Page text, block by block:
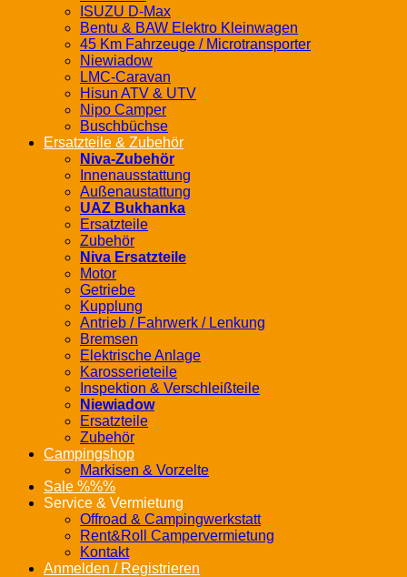
ISUZU D-Max
Bentu & BAW Elektro Kleinwagen
45 Km Fahrzeuge / Microtransporter
Niewiadow
LMC-Caravan
Hisun ATV & UTV
Nipo Camper
Buschbüchse
Ersatzteile & Zubehör
Niva-Zubehör
Innenausstattung
Außenaustattung
UAZ Bukhanka
Ersatzteile
Zubehör
Niva Ersatzteile
Motor
Getriebe
Kupplung
Antrieb / Fahrwerk / Lenkung
Bremsen
Elektrische Anlage
Karosserieteile
Inspektion & Verschleißteile
Niewiadow
Ersatzteile
Zubehör
Campingshop
Markisen & Vorzelte
Sale %%%
Service & Vermietung
Offroad & Campingwerkstatt
Rent&Roll Campervermietung
Kontakt
Anmelden / Registrieren